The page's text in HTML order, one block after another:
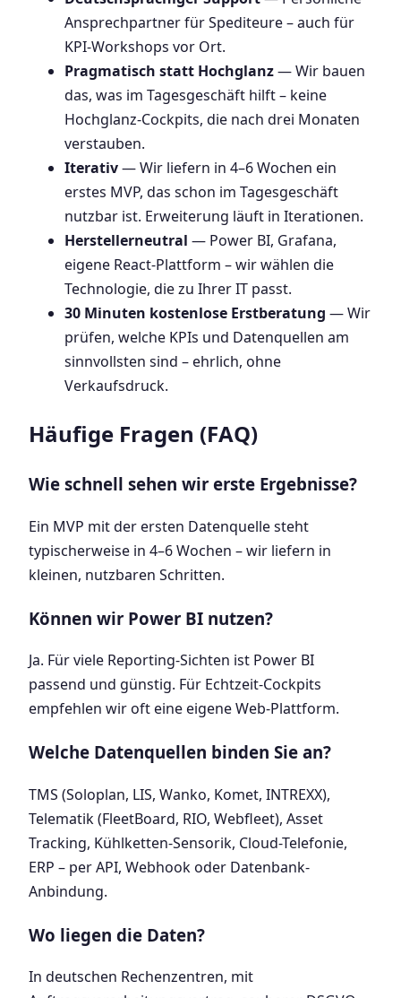
Ansprechpartner für Spediteure – auch für
KPI-Workshops vor Ort.
Pragmatisch statt Hochglanz— Wir bauen
das, was im Tagesgeschäft hilft – keine
Hochglanz-Cockpits, die nach drei Monaten
verstauben.
Iterativ— Wir liefern in 4–6 Wochen ein
erstes MVP, das schon im Tagesgeschäft
nutzbar ist. Erweiterung läuft in Iterationen.
Herstellerneutral — Power BI, Grafana,
eigene React-Plattform – wir wählen die
Technologie, die zu Ihrer IT passt.
30 Minuten kostenlose Erstberatung — Wir
prüfen, welche KPIs und Datenquellen am
sinnvollsten sind – ehrlich, ohne
Verkaufsdruck.
Häufige Fragen (FAQ)
Wie schnell sehen wir erste Ergebnisse?
Ein MVP mit der ersten Datenquelle steht
typischerweise in 4–6 Wochen – wir liefern in
kleinen, nutzbaren Schritten.
Können wir Power BI nutzen?
Ja. Für viele Reporting-Sichten ist Power BI
passend und günstig. Für Echtzeit-Cockpits
empfehlen wir oft eine eigene Web-Plattform.
Welche Datenquellen binden Sie an?
TMS (Soloplan, LIS, Wanko, Komet, INTREXX),
Telematik (FleetBoard, RIO, Webfleet), Asset
Tracking, Kühlketten-Sensorik, Cloud-Telefonie,
ERP – per API, Webhook oder Datenbank-
Anbindung.
Wo liegen die Daten?
In deutschen Rechenzentren, mit